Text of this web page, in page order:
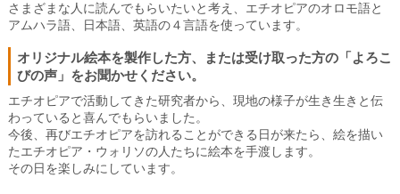
さまざまな人に読んでもらいたいと考え、エチオピアのオロモ語と
アムハラ語、日本語、英語の４言語を使っています。
オリジナル絵本を製作した方、または受け取った方の「よろこ
びの声」をお聞かせください。
エチオピアで活動してきた研究者から、現地の様子が生き生きと伝
わっていると喜んでもらいました。
今後、再びエチオピアを訪れることができる日が来たら、絵を描い
たエチオピア・ウォリソの人たちに絵本を手渡します。
その日を楽しみにしています。